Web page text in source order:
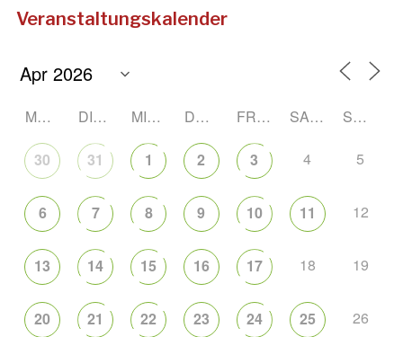
Veranstaltungskalender
MONTAG DIENSTAG MITTWOCH DONNERSTAG FREITAG SAMSTAG SONNTAG
30 31 1 2 3 4 5
6 7 8 9 10 11 12
13 14 15 16 17 18 19
20 21 22 23 24 25 26